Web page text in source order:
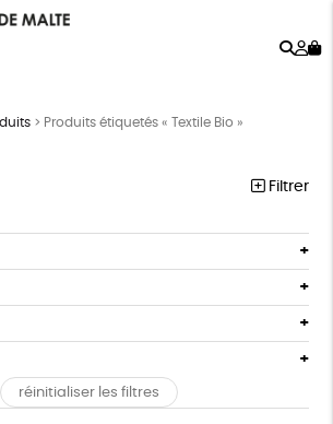
> Produits étiquetés « Textile Bio »
Filtrer
cher
violet
Agriculture Biologique
réinitialiser les filtres